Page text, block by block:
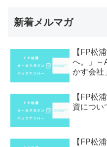
新着メルマガ
【FP松
へ。」～
かす会社
【FP松
資につい
【FP松